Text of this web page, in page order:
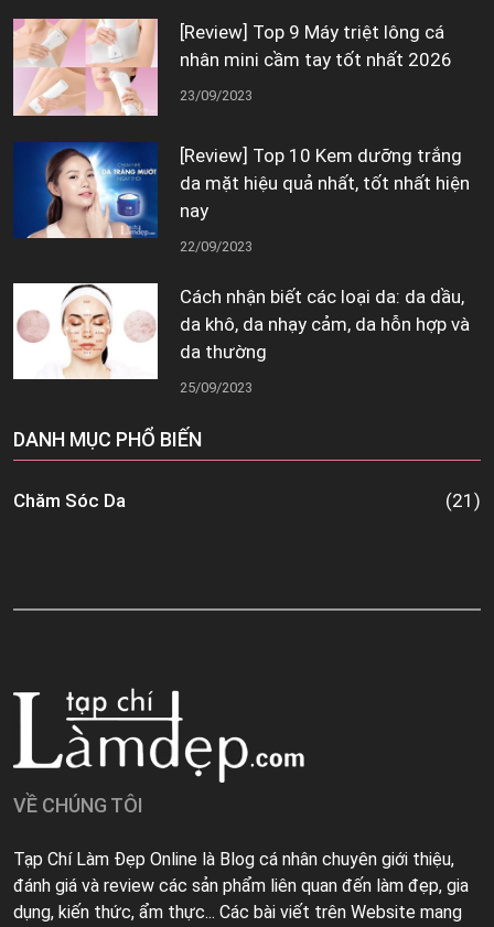
[Review] Top 9 Máy triệt lông cá
nhân mini cầm tay tốt nhất 2026
23/09/2023
[Review] Top 10 Kem dưỡng trắng
da mặt hiệu quả nhất, tốt nhất hiện
nay
22/09/2023
Cách nhận biết các loại da: da dầu,
da khô, da nhạy cảm, da hỗn hợp và
da thường
25/09/2023
DANH MỤC PHỔ BIẾN
Chăm Sóc Da (21)
VỀ CHÚNG TÔI
Tạp Chí Làm Đẹp Online là Blog cá nhân chuyên giới thiệu,
đánh giá và review các sản phẩm liên quan đến làm đẹp, gia
dụng, kiến thức, ẩm thực... Các bài viết trên Website mang